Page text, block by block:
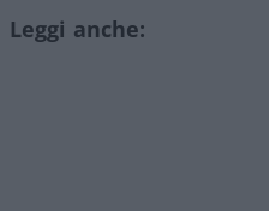
Leggi anche: